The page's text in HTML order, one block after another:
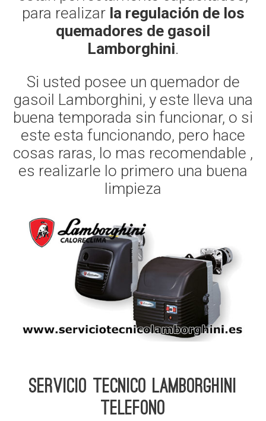
para realizar la regulación de los
quemadores de gasoil
Lamborghini.
Si usted posee un quemador de
gasoil Lamborghini, y este lleva una
buena temporada sin funcionar, o si
este esta funcionando, pero hace
cosas raras, lo mas recomendable ,
es realizarle lo primero una buena
limpieza
Servicio Tecnico Lamborghini
telefono